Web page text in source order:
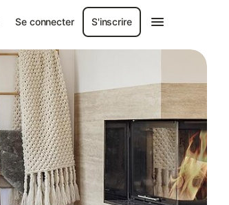
Se connecter S'inscrire